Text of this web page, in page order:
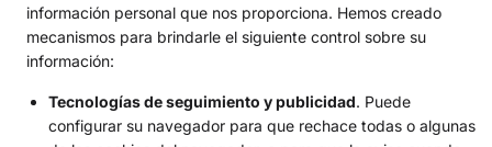
información personal que nos proporciona. Hemos creado
mecanismos para brindarle el siguiente control sobre su
información:
Tecnologías de seguimiento y publicidad. Puede
configurar su navegador para que rechace todas o algunas